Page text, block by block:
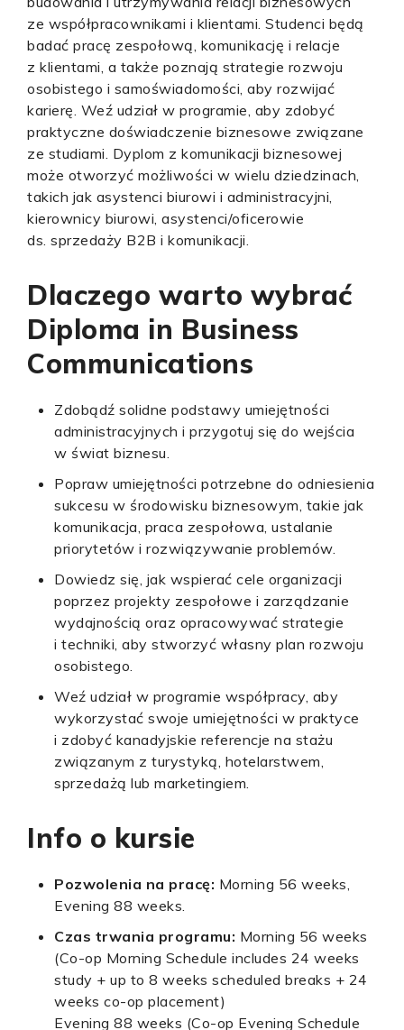
ze współpracownikami i klientami. Studenci będą
badać pracę zespołową, komunikację i relacje
z klientami, a także poznają strategie rozwoju
osobistego i samoświadomości, aby rozwijać
karierę. Weź udział w programie, aby zdobyć
praktyczne doświadczenie biznesowe związane
ze studiami. Dyplom z komunikacji biznesowej
może otworzyć możliwości w wielu dziedzinach,
takich jak asystenci biurowi i administracyjni,
kierownicy biurowi, asystenci/oficerowie
ds. sprzedaży B2B i komunikacji.
Dlaczego warto wybrać
Diploma in Business
Communications
Zdobądź solidne podstawy umiejętności
administracyjnych i przygotuj się do wejścia
w świat biznesu.
Popraw umiejętności potrzebne do odniesienia
sukcesu w środowisku biznesowym, takie jak
komunikacja, praca zespołowa, ustalanie
priorytetów i rozwiązywanie problemów.
Dowiedz się, jak wspierać cele organizacji
poprzez projekty zespołowe i zarządzanie
wydajnością oraz opracowywać strategie
i techniki, aby stworzyć własny plan rozwoju
osobistego.
Weź udział w programie współpracy, aby
wykorzystać swoje umiejętności w praktyce
i zdobyć kanadyjskie referencje na stażu
związanym z turystyką, hotelarstwem,
sprzedażą lub marketingiem.
Info o kursie
Pozwolenia na pracę: Morning 56 weeks,
Evening 88 weeks.
Czas trwania programu: Morning 56 weeks
(Co-op Morning Schedule includes 24 weeks
study + up to 8 weeks scheduled breaks + 24
weeks co-op placement)
Evening 88 weeks (Co-op Evening Schedule